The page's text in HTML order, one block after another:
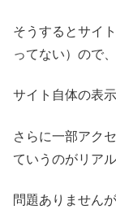
そうするとサイ
ってない）ので、
サイト自体の表
さらに一部アク
ていうのがリア
問題ありませんが